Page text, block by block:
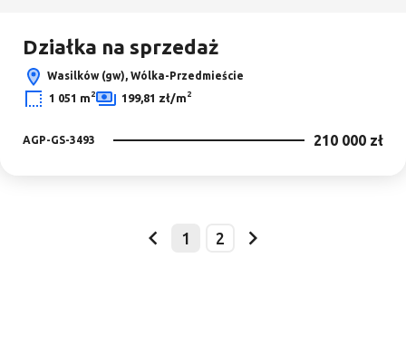
Działka na sprzedaż
Wasilków (gw), Wólka-Przedmieście
1 051 m2 199,81 zł/m2
AGP-GS-3493 210 000 zł
prev
1 2